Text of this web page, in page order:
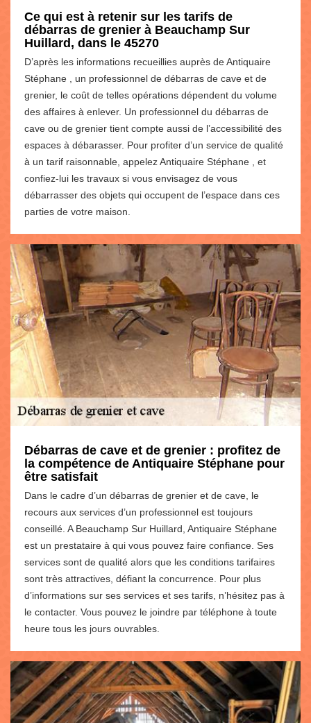
Ce qui est à retenir sur les tarifs de
débarras de grenier à Beauchamp Sur
Huillard, dans le 45270
D’après les informations recueillies auprès de Antiquaire
Stéphane , un professionnel de débarras de cave et de
grenier, le coût de telles opérations dépendent du volume
des affaires à enlever. Un professionnel du débarras de
cave ou de grenier tient compte aussi de l’accessibilité des
espaces à débarasser. Pour profiter d’un service de qualité
à un tarif raisonnable, appelez Antiquaire Stéphane , et
confiez-lui les travaux si vous envisagez de vous
débarrasser des objets qui occupent de l’espace dans ces
parties de votre maison.
Débarras de cave et de grenier : profitez de
la compétence de Antiquaire Stéphane pour
être satisfait
Dans le cadre d’un débarras de grenier et de cave, le
recours aux services d’un professionnel est toujours
conseillé. A Beauchamp Sur Huillard, Antiquaire Stéphane
est un prestataire à qui vous pouvez faire confiance. Ses
services sont de qualité alors que les conditions tarifaires
sont très attractives, défiant la concurrence. Pour plus
d’informations sur ses services et ses tarifs, n’hésitez pas à
le contacter. Vous pouvez le joindre par téléphone à toute
heure tous les jours ouvrables.